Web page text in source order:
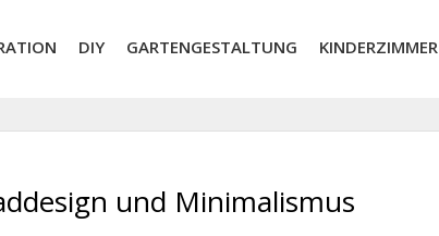
DIY GARTENGESTALTUNG KINDERZIMMER
und Minimalismus